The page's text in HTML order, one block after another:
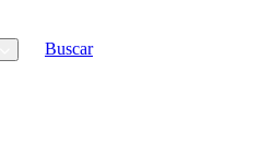
Buscar